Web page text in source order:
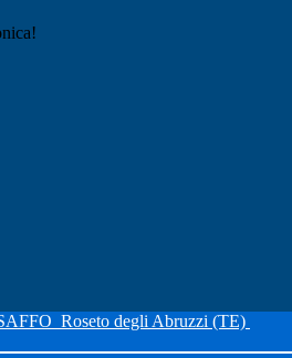
Roseto degli Abruzzi (TE)